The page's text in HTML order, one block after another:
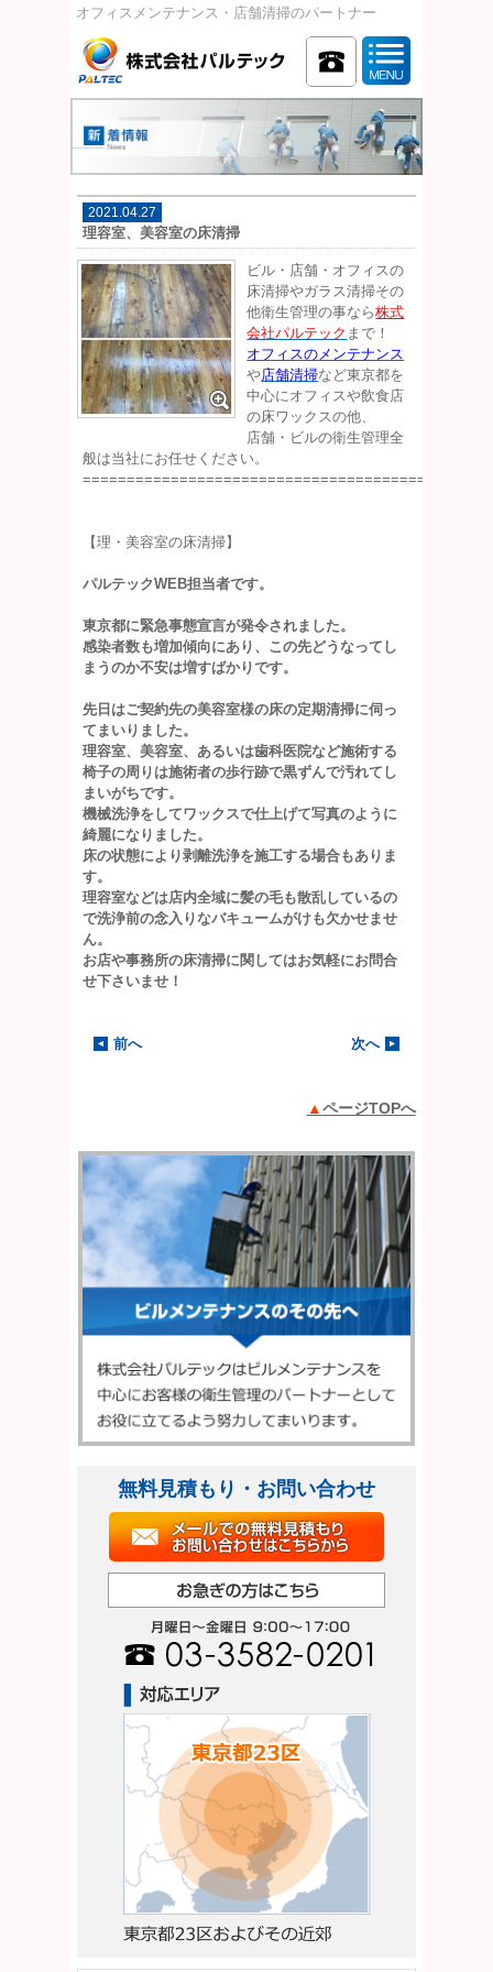
オフィスメンテナンス・店舗清掃のパートナー
理容室、美容室の床清掃
2021.04.27
ビル・店舗・オフィスの
床清掃やガラス清掃その
他衛生管理の事なら株式
会社パルテック まで！
オフィスのメンテナンス
や店舗清掃など東京都を
中心にオフィスや飲食店
の床ワックスの他、
店舗・ビルの衛生管理全
般は当社にお任せください。
【理・美容室の床清掃】
パルテックWEB担当者です。
東京都に緊急事態宣言が発令されました。
感染者数も増加傾向にあり、この先どうなってし
まうのか不安は増すばかりです。
先日はご契約先の美容室様の床の定期清掃に伺っ
てまいりました。
理容室、美容室、あるいは歯科医院など施術する
椅子の周りは施術者の歩行跡で黒ずんで汚れてし
まいがちです。
機械洗浄をしてワックスで仕上げて写真のように
綺麗になりました。
床の状態により剥離洗浄を施工する場合もありま
す。
理容室などは店内全域に髪の毛も散乱しているの
で洗浄前の念入りなバキュームがけも欠かせませ
ん。
お店や事務所の床清掃に関してはお気軽にお問合
せ下さいませ！
前へ 次へ
ページTOPへ
無料見積もり・お問い合わせ